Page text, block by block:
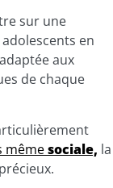
sur une
en
aux
de chaque
mêmesociale, la